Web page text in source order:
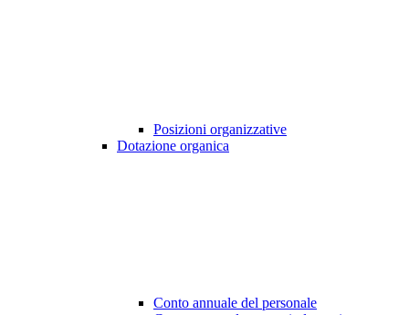
Posizioni organizzative
Dotazione organica
Conto annuale del personale